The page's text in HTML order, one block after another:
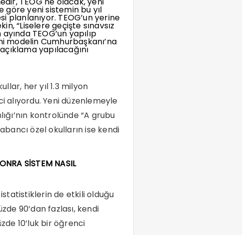
göre yeni sistemin bu yıl
TEOG’un yerine
“Liselere geçişte sınavsız
TEOG’un yapılıp
modelin Cumhurbaşkanı’na
yapılacağını
her yıl 1.3 milyon
alıyordu. Yeni düzenlemeyle
kontrolünde “A grubu
özel okulların ise kendi
SİSTEM NASIL
istatistiklerin de etkili olduğu
90’dan fazlası, kendi
10’luk bir öğrenci